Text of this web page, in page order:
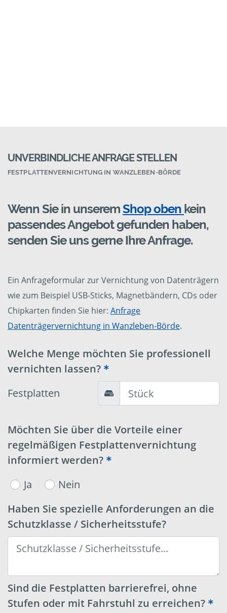
UNVERBINDLICHE ANFRAGE STELLEN
FESTPLATTENVERNICHTUNG IN WANZLEBEN-BÖRDE
Wenn Sie in unseremShop oben kein
passendes Angebot gefunden haben,
senden Sie uns gerne Ihre Anfrage.
Ein Anfrageformular zur Vernichtung von Datenträgern
wie zum Beispiel USB-Sticks, Magnetbändern, CDs oder
Chipkarten finden Sie hier: Anfrage
Datenträgervernichtung in Wanzleben-Börde.
Welche Menge möchten Sie professionell
vernichten lassen?
Festplatten
Möchten Sie über die Vorteile einer
regelmäßigen Festplattenvernichtung
informiert werden?
Ja
Nein
Haben Sie spezielle Anforderungen an die
Schutzklasse / Sicherheitsstufe?
Sind die Festplatten barrierefrei, ohne
Stufen oder mit Fahrstuhl zu erreichen?